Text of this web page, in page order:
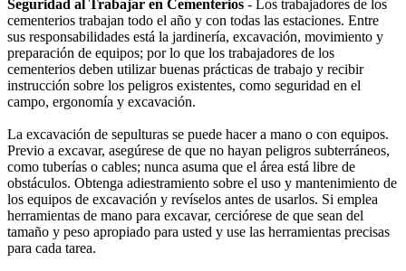
Seguridad al Trabajar en Cementerios - Los trabajadores de los
cementerios trabajan todo el año y con todas las estaciones. Entre
sus responsabilidades está la jardinería, excavación, movimiento y
preparación de equipos; por lo que los trabajadores de los
cementerios deben utilizar buenas prácticas de trabajo y recibir
instrucción sobre los peligros existentes, como seguridad en el
campo, ergonomía y excavación.
La excavación de sepulturas se puede hacer a mano o con equipos.
Previo a excavar, asegúrese de que no hayan peligros subterráneos,
como tuberías o cables; nunca asuma que el área está libre de
obstáculos. Obtenga adiestramiento sobre el uso y mantenimiento de
los equipos de excavación y revíselos antes de usarlos. Si emplea
herramientas de mano para excavar, cerciórese de que sean del
tamaño y peso apropiado para usted y use las herramientas precisas
para cada tarea.